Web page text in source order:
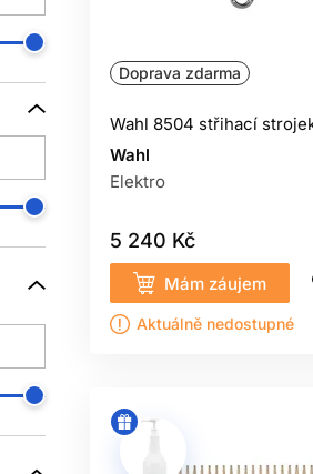
Doprava zdarma
Wahl 8504 střihací
Wahl
Elektro
5 240 Kč
Mám záujem
Aktuálně nedostupné